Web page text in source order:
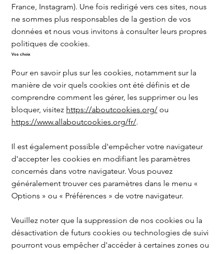
France, Instagram). Une fois redirigé vers ces sites, nous
ne sommes plus responsables de la gestion de vos
données et nous vous invitons à consulter leurs propres
politiques de cookies.
Vos choix
Pour en savoir plus sur les cookies, notamment sur la
manière de voir quels cookies ont été définis et de
comprendre comment les gérer, les supprimer ou les
bloquer, visitez https://aboutcookies.org/ou
https://www.allaboutcookies.org/fr/.
Il est également possible d'empêcher votre navigateur
d'accepter les cookies en modifiant les paramètres
concernés dans votre navigateur. Vous pouvez
généralement trouver ces paramètres dans le menu «
Options » ou « Préférences » de votre navigateur.
Veuillez noter que la suppression de nos cookies ou la
désactivation de futurs cookies ou technologies de suivi
pourront vous empêcher d'accéder à certaines zones ou